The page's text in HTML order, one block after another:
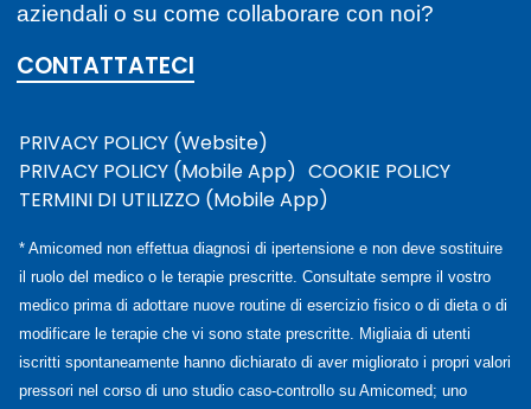
aziendali o su come collaborare con noi?
CONTATTATECI
PRIVACY POLICY (Website)
PRIVACY POLICY (Mobile App) COOKIE POLICY
TERMINI DI UTILIZZO (Mobile App)
* Amicomed non effettua diagnosi di ipertensione e non deve sostituire
il ruolo del medico o le terapie prescritte. Consultate sempre il vostro
medico prima di adottare nuove routine di esercizio fisico o di dieta o di
modificare le terapie che vi sono state prescritte. Migliaia di utenti
iscritti spontaneamente hanno dichiarato di aver migliorato i propri valori
pressori nel corso di uno studio caso-controllo su Amicomed; uno